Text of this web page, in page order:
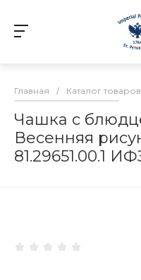
Главная / Каталог товаров
Чашка с
Весенняя
81.29651.00.1